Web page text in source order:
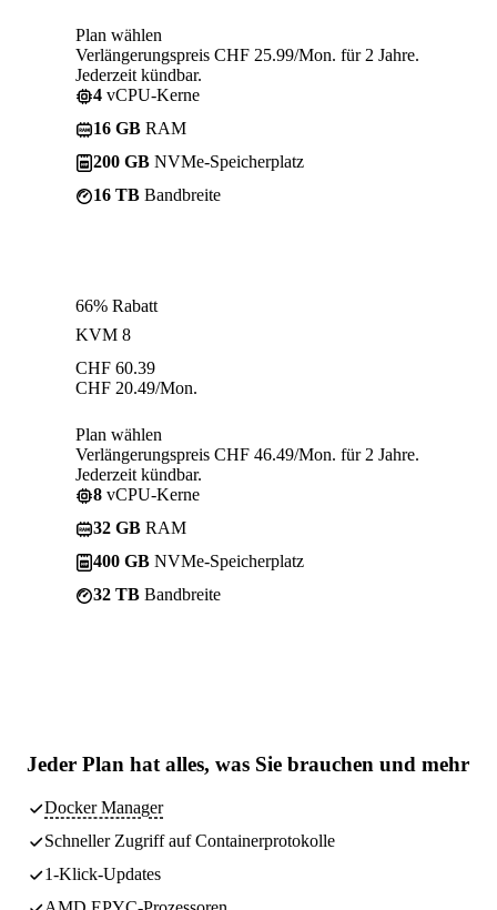
Plan wählen
Verlängerungspreis CHF 25.99/Mon. für 2 Jahre.
Jederzeit kündbar.
4 vCPU-Kerne
16 GB RAM
200 GB NVMe-Speicherplatz
16 TB Bandbreite
66% Rabatt
KVM 8
CHF 60.39
CHF 20.49/Mon.
Plan wählen
Verlängerungspreis CHF 46.49/Mon. für 2 Jahre.
Jederzeit kündbar.
8 vCPU-Kerne
32 GB RAM
400 GB NVMe-Speicherplatz
32 TB Bandbreite
Jeder Plan hat alles, was Sie brauchen und mehr
Docker Manager
Schneller Zugriff auf Containerprotokolle
1-Klick-Updates